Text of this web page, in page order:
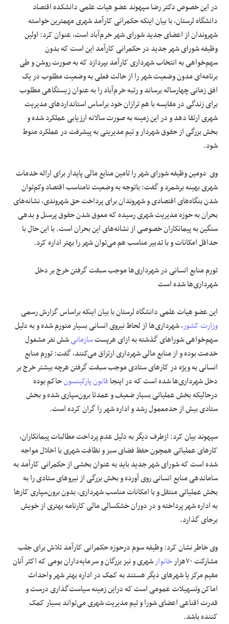
در این خصوص دکتر رضا سپهوند عضو هیات علمی دانشکده اقتصاد
دانشگاه لرستان، با بیان اینکه حکمرانی کارآمد شهری مهمترین خواسته
شهروندان از اعضای جدید شورای شهر خرم‌آباد است، عنوان کرد: اولین
وظیفه شورای شهر جدید در حکمرانی کارآمد این است که بدون
سهم‌خواهی به انتخاب شهرداری کارآمد بپردازد که به صورت روشن و طی
برنامه‌ای مدون وضعیت شهر را از حالت فعلی به وضعیت مطلوب در یک
افق زمانی چهارساله برساند و رتبه خرم‌آباد را به عنوان زیستگاهی مطلوب
برای زندگی در مقایسه با هم ترازان خود براساس استانداردهای مدیریت
شهری ارتقا دهد و در این زمینه به صورت سالانه ارزیابی عملکرد شده و
بخش بزرگی از حقوق شهردار و تیم مدیریتی به پیشرفت در عملکرد منوط
شود.
وی دومین وظیفه شورای شهر را تامین منابع مالی پایدار برای ارائه خدمات
شهری بهینه برشمرد و گفت: باتوجه به وضعیت نامناسب اقتصاد وکم‌توان
شدن بنگاه‌های اقتصادی و شهروندان برای پرداخت حق شهروندی، نشانه‌های
بحران به حوزه مدیریت شهری رسیده که معوق شدن حقوق پرسنل و بدهی
سنگین به پیمانکاران خصوصی از نشانه‌های این بحران است. با این حال با
حداقل امکانات و با تدبیر مناسب هم می‌توان شهر را بهتر اداره کرد.
تورم منابع انسانی در شهرداری‌ها موجب سبقت گرفتن خرج بر دخل
شهرداری‌ها شده است
این عضو هیات علمی دانشگاه لرستان با بیان اینکه براساس گزارش رسمی
وزارت کشور، شهرداری‌ها از لحاظ نیروی انسانی بسیار متورم شده و به دلیل
سهم‌خواهی شوراهای گذشته به ازای هرپستسازمانیشش نفر مشغول
خدمت بوده و از منابع مالی شهرداری ارتزاق می‌کنند، گفت: تورم منابع
انسانی به ویژه در کارهای ستادی موجب سبقت گرفتن هرچه بیشتر خرج بر
دخل شهرداری‌ها شده است که در اینجاقانون پارکینسونحاکم بوده
درحالیکه بخش عملیاتی بسیار ضعیف و عمدتا برون‌سپاری شده و بخش
ستادی بیش از حدمعمول رشد و اداره شهر را گران کرده است.
سپهوند بیان کرد: ازطرف دیگر به دلیل عدم پرداخت مطالبات پیمانکاران،
کارهای عملیاتی همچون حفظ فضای سبز و نظافت شهری با اخلال مواجه
شده است که شورای شهر جدید باید به عنوان بخشی از حکمرانی کارآمد به
ساماندهی منابع انسانی روی آورده و بخش بزرگی از نیروهای ستادی را به
بخش عملیاتی منتقل و با امکانات مناسب شهرداری، بدون برون‌سپاری کارها
به اداره شهر پرداخته و در دوران خشکسالی مالی کارنامه بهتری از خویش
برجای گذارد.
وی خاطر نشان کرد: وظیفه سوم درحوزه حکمرانی کارآمد تلاش برای جلب
مشارکت ۷۰هزار
خانوارشهری و نیز بزرگان و سرمایه‌داران بومی که اکثر آنان
مقیم مرکز یا شهرهای دیگر هستند به کمک در اداره بهتر شهر واحداث
اماکن وتسهیلات عمومی است که دراین زمینه سیاست‌گذاری درست و
قدرت اقناعی اعضای شورا و تیم مدیریت شهری می‌تواند بسیار کمک
کننده باشد.